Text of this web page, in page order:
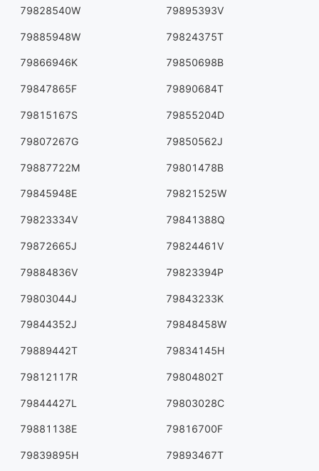
79828540W 79895393V
79885948W 79824375T
79866946K 79850698B
79847865F 79890684T
79815167S 79855204D
79807267G 79850562J
79887722M 79801478B
79845948E 79821525W
79823334V 79841388Q
79872665J 79824461V
79884836V 79823394P
79803044J 79843233K
79844352J 79848458W
79889442T 79834145H
79812117R 79804802T
79844427L 79803028C
79881138E 79816700F
79839895H 79893467T